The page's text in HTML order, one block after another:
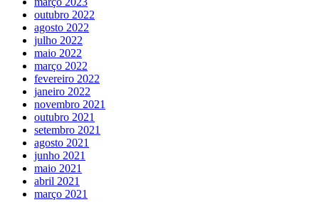
outubro 2022
agosto 2022
julho 2022
maio 2022
março 2022
fevereiro 2022
janeiro 2022
novembro 2021
outubro 2021
setembro 2021
agosto 2021
junho 2021
maio 2021
abril 2021
março 2021